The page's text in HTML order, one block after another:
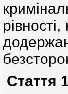
Стаття